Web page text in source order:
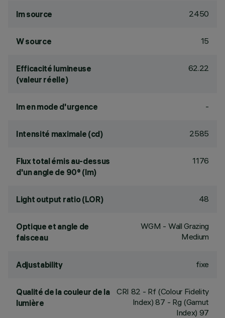
lm source 2450
W source 15
Efficacité lumineuse
(valeur réelle)
62.22
lm en mode d'urgence -
Intensité maximale (cd) 2585
Flux total émis au-dessus
d'un angle de 90° (lm)
1176
Light output ratio (LOR) 48
Optique et angle de
faisceau
WGM - Wall Grazing
Medium
Adjustability fixe
Qualité de la couleur de la
lumière
CRI 82 - Rf (Colour Fidelity
Index) 87 - Rg (Gamut
Index) 97